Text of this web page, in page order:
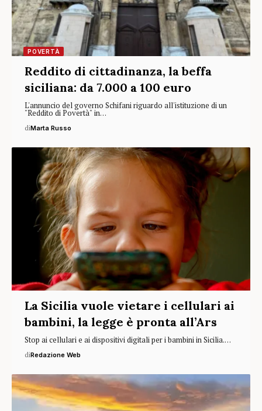
POVERTÀ
Reddito di cittadinanza, la beffa
siciliana: da 7.000 a 100 euro
L'annuncio del governo Schifani riguardo all'istituzione di un
"Reddito di Povertà" in…
diMarta Russo
La Sicilia vuole vietare i cellulari ai
bambini, la legge è pronta all’Ars
Stop ai cellulari e ai dispositivi digitali per i bambini in Sicilia.…
diRedazione Web